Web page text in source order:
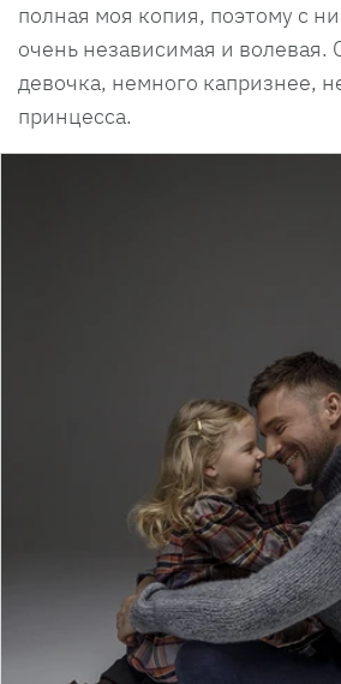
полная моя копия, поэтому с
очень независимая и волевая.
девочка, немного капризнее,
принцесса.